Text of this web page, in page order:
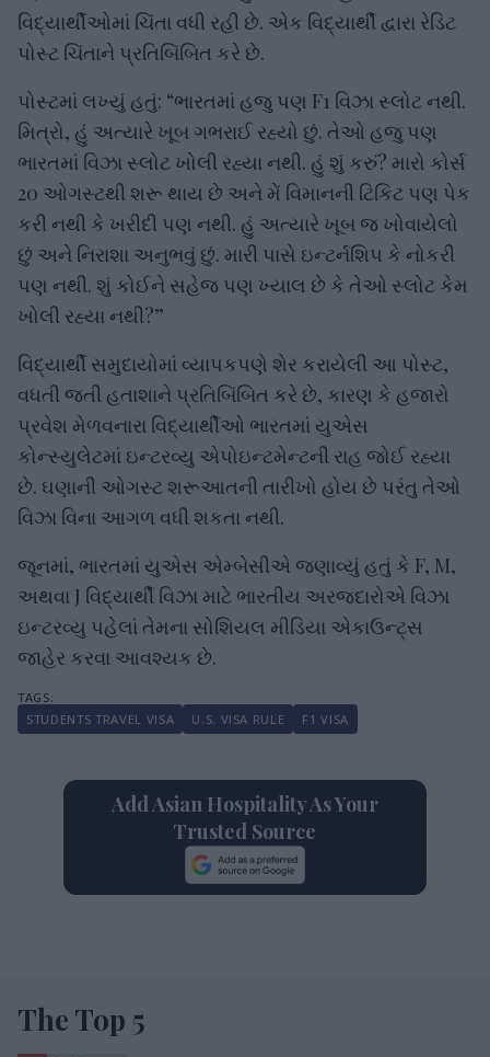
વિદ્યાર્થીઓમાં ચિંતા વધી રહી છે. એક વિદ્યાર્થી દ્વારા રેડિટ
પોસ્ટ ચિંતાને પ્રતિબિંબિત કરે છે.
પોસ્ટમાં લખ્યું હતું: “ભારતમાં હજુ પણ F1 વિઝા સ્લોટ નથી.
મિત્રો, હું અત્યારે ખૂબ ગભરાઈ રહ્યો છું. તેઓ હજુ પણ
ભારતમાં વિઝા સ્લોટ ખોલી રહ્યા નથી. હું શું કરું? મારો કોર્સ
20 ઓગસ્ટથી શરૂ થાય છે અને મેં વિમાનની ટિકિટ પણ પેક
કરી નથી કે ખરીદી પણ નથી. હું અત્યારે ખૂબ જ ખોવાયેલો
છું અને નિરાશા અનુભવું છું. મારી પાસે ઇન્ટર્નશિપ કે નોકરી
પણ નથી. શું કોઈને સહેજ પણ ખ્યાલ છે કે તેઓ સ્લોટ કેમ
ખોલી રહ્યા નથી?”
વિદ્યાર્થી સમુદાયોમાં વ્યાપકપણે શેર કરાયેલી આ પોસ્ટ,
વધતી જતી હતાશાને પ્રતિબિંબિત કરે છે, કારણ કે હજારો
પ્રવેશ મેળવનારા વિદ્યાર્થીઓ ભારતમાં યુએસ
કોન્સ્યુલેટમાં ઇન્ટરવ્યુ એપોઇન્ટમેન્ટની રાહ જોઈ રહ્યા
છે. ઘણાની ઓગસ્ટ શરૂઆતની તારીખો હોય છે પરંતુ તેઓ
વિઝા વિના આગળ વધી શકતા નથી.
જૂનમાં, ભારતમાં યુએસ એમ્બેસીએ જણાવ્યું હતું કે F, M,
અથવા J વિદ્યાર્થી વિઝા માટે ભારતીય અરજદારોએ વિઝા
ઇન્ટરવ્યુ પહેલાં તેમના સોશિયલ મીડિયા એકાઉન્ટ્સ
જાહેર કરવા આવશ્યક છે.
STUDENTS TRAVEL VISA U.S. VISA RULE F1 VISA
Add Asian Hospitality As Your
Trusted Source
The Top 5